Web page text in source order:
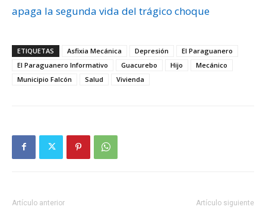
apaga la segunda vida del trágico choque
ETIQUETAS Asfixia Mecánica Depresión
El Paraguanero
El Paraguanero Informativo
Guacurebo Hijo
Mecánico
Municipio Falcón
Salud Vivienda
Artículo anterior Artículo siguiente